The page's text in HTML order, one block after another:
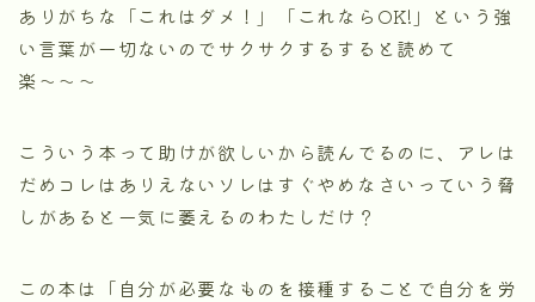
ありがちな「これはダメ！」「これならOK!」という強
い言葉が一切ないのでサクサクするすると読めて
楽〜〜〜
こういう本って助けが欲しいから読んでるのに、アレは
だめコレはありえないソレはすぐやめなさいっていう脅
しがあると一気に萎えるのわたしだけ？
この本は「自分が必要なものを接種することで自分を労